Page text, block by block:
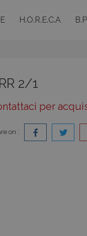
H.O.R.E.C.A
2/1
per
on :